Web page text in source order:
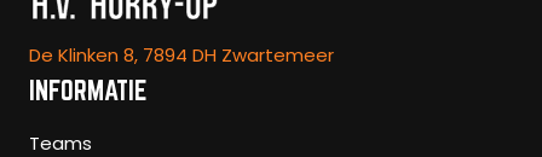
De Klinken 8, 7894 DH Zwartemeer
INFORMATIE
Teams